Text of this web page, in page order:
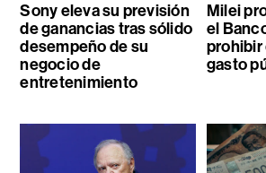
Sony eleva su previsión
de ganancias tras sólido
desempeño de su
negocio de
entretenimiento
Milei
el
prohibir
gasto